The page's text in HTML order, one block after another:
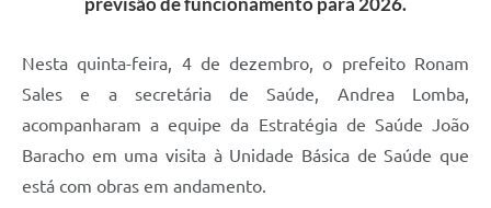
Nesta quinta-feira, 4 de dezembro, o prefeito Ronam
Sales e a secretária de Saúde, Andrea Lomba,
acompanharam a equipe da Estratégia de Saúde João
Baracho em uma visita à Unidade Básica de Saúde que
está com obras em andamento.